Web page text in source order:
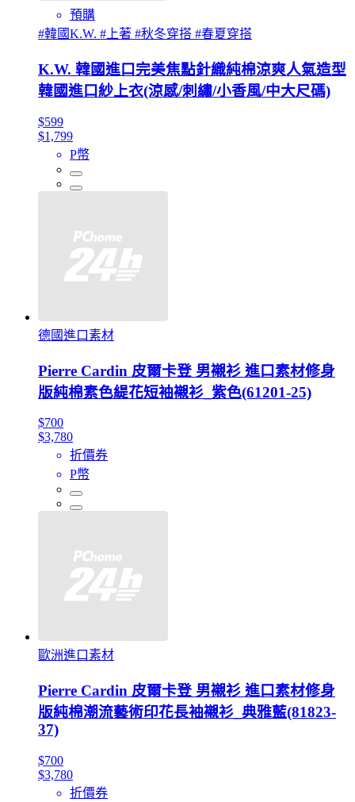
預購
#韓國K.W. #上著 #秋冬穿搭 #春夏穿搭
K.W. 韓國進口完美焦點針織純棉涼爽人氣造型
韓國進口紗上衣(涼感/刺繡/小香風/中大尺碼)
$599
$1,799
P幣
德國進口素材
Pierre Cardin 皮爾卡登 男襯衫 進口素材修身
版純棉素色緹花短袖襯衫_紫色(61201-25)
$700
$3,780
折價券
P幣
歐洲進口素材
Pierre Cardin 皮爾卡登 男襯衫 進口素材修身
版純棉潮流藝術印花長袖襯衫_典雅藍(81823-
37)
$700
$3,780
折價券